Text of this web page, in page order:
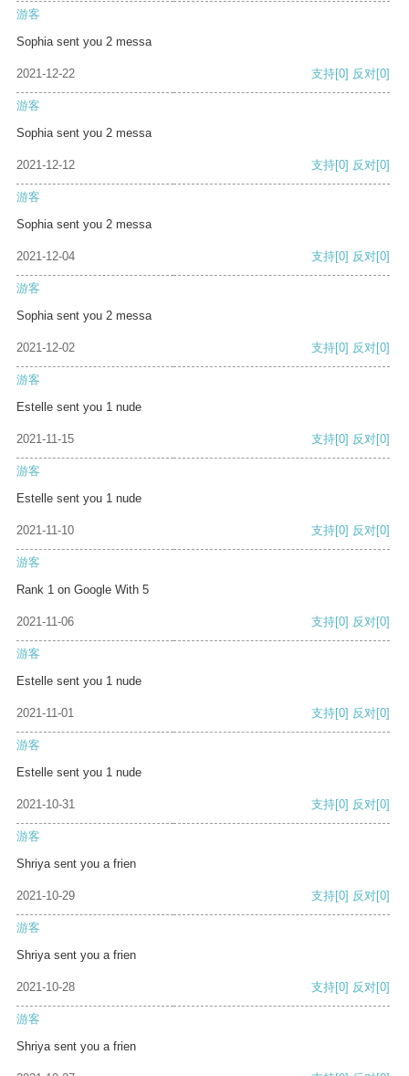
游客
Sophia sent you 2 messa
2021-12-22 支持[0] 反对[0]
游客
Sophia sent you 2 messa
2021-12-12 支持[0] 反对[0]
游客
Sophia sent you 2 messa
2021-12-04 支持[0] 反对[0]
游客
Sophia sent you 2 messa
2021-12-02 支持[0] 反对[0]
游客
Estelle sent you 1 nude
2021-11-15 支持[0] 反对[0]
游客
Estelle sent you 1 nude
2021-11-10 支持[0] 反对[0]
游客
Rank 1 on Google With 5
2021-11-06 支持[0] 反对[0]
游客
Estelle sent you 1 nude
2021-11-01 支持[0] 反对[0]
游客
Estelle sent you 1 nude
2021-10-31 支持[0] 反对[0]
游客
Shriya sent you a frien
2021-10-29 支持[0] 反对[0]
游客
Shriya sent you a frien
2021-10-28 支持[0] 反对[0]
游客
Shriya sent you a frien